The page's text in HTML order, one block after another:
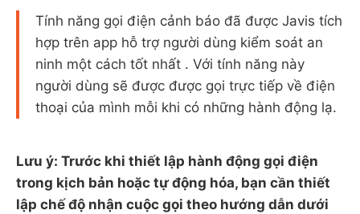
Tính năng gọi điện cảnh báo đã được Javis tích
hợp trên app hỗ trợ người dùng kiểm soát an
ninh một cách tốt nhất . Với tính năng này
người dùng sẽ được được gọi trực tiếp về điện
thoại của mình mỗi khi có những hành động lạ.
Lưu ý: Trước khi thiết lập hành động gọi điện
trong kịch bản hoặc tự động hóa, bạn cần thiết
lập chế độ nhận cuộc gọi theo hướng dẫn dưới